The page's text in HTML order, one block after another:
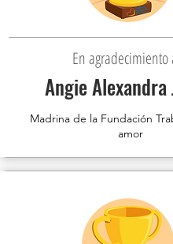
En agradecimiento
Angie Alexandra
Madrina de la Fundación
amor